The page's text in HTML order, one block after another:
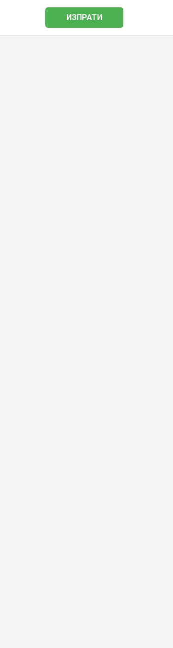
ИЗПРАТИ